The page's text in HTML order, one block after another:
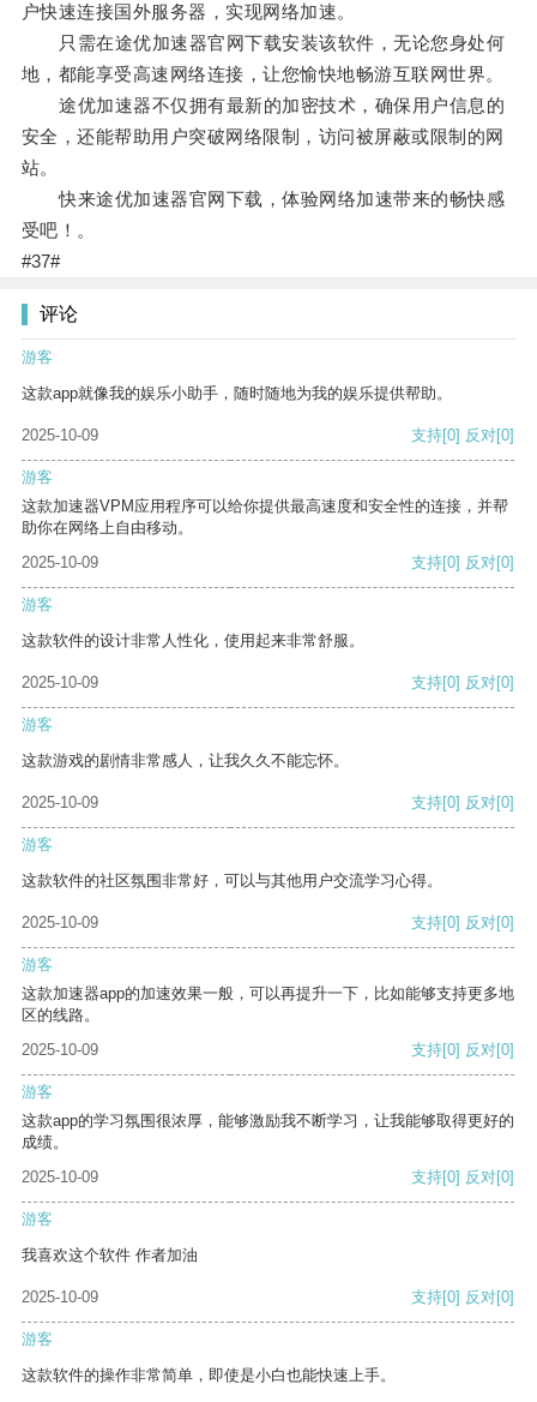
户快速连接国外服务器，实现网络加速。
只需在途优加速器官网下载安装该软件，无论您身处何
地，都能享受高速网络连接，让您愉快地畅游互联网世界。
途优加速器不仅拥有最新的加密技术，确保用户信息的
安全，还能帮助用户突破网络限制，访问被屏蔽或限制的网
站。
快来途优加速器官网下载，体验网络加速带来的畅快感
受吧！。
#37#
评论
游客
这款app就像我的娱乐小助手，随时随地为我的娱乐提供帮助。
2025-10-09 支持[0] 反对[0]
游客
这款加速器VPM应用程序可以给你提供最高速度和安全性的连接，并帮
助你在网络上自由移动。
2025-10-09
支持[0] 反对[0]
游客
这款软件的设计非常人性化，使用起来非常舒服。
2025-10-09 支持[0] 反对[0]
游客
这款游戏的剧情非常感人，让我久久不能忘怀。
2025-10-09 支持[0] 反对[0]
游客
这款软件的社区氛围非常好，可以与其他用户交流学习心得。
2025-10-09 支持[0] 反对[0]
游客
这款加速器app的加速效果一般，可以再提升一下，比如能够支持更多地
区的线路。
2025-10-09
支持[0] 反对[0]
游客
这款app的学习氛围很浓厚，能够激励我不断学习，让我能够取得更好的
成绩。
2025-10-09
支持[0] 反对[0]
游客
我喜欢这个软件 作者加油
2025-10-09 支持[0] 反对[0]
游客
这款软件的操作非常简单，即使是小白也能快速上手。